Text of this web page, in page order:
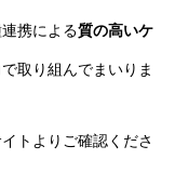
携による質の高いケ
取り組んでまいりま
トよりご確認くださ